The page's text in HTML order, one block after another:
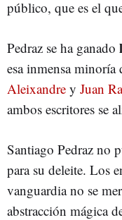
público, que es el
Pedraz se ha ganado
esa inmensa minoría
Aleixandre y Juan
ambos escritores se
Santiago Pedraz no
para su deleite. Los
vanguardia no se
abstracción mágica